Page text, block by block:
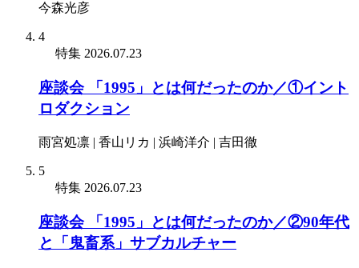
今森光彦
4
特集 2026.07.23
座談会 「1995」とは何だったのか／①イント
ロダクション
雨宮処凛 | 香山リカ | 浜崎洋介 | 吉田徹
5
特集 2026.07.23
座談会 「1995」とは何だったのか／②90年代
と「鬼畜系」サブカルチャー